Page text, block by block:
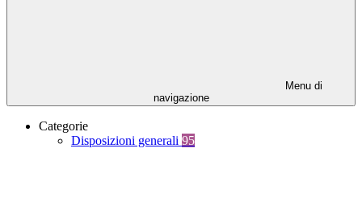
Menu di
navigazione
Categorie
Disposizioni generali 95